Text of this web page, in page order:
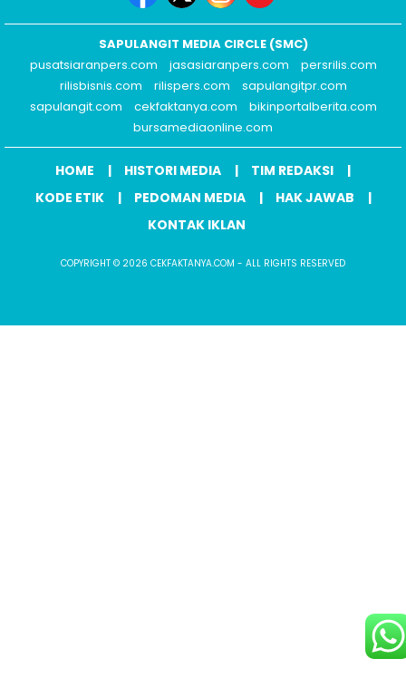
SAPULANGIT MEDIA CIRCLE (SMC)
pusatsiaranpers.com
jasasiaranpers.com
persrilis.com
rilisbisnis.com
rilispers.com
sapulangitpr.com
sapulangit.com
cekfaktanya.com
bikinportalberita.com
bursamediaonline.com
HOME HISTORI MEDIA
TIM REDAKSI
KODE ETIK
PEDOMAN MEDIA
HAK JAWAB
KONTAK IKLAN
COPYRIGHT © 2026 CEKFAKTANYA.COM - ALL RIGHTS RESERVED